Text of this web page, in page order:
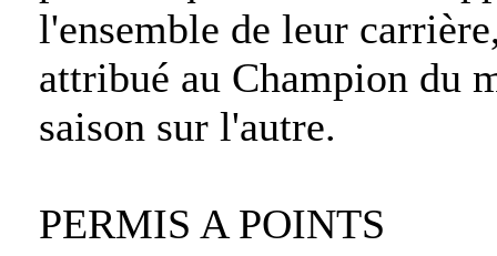
l'ensemble de leur
attribué au Champion du
saison sur l'autre.
PERMIS A POINTS